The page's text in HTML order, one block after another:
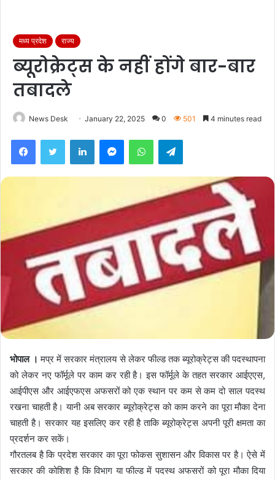
मध्य प्रदेश राज्य
ब्यूरोक्रेट्स के नहीं होंगे बार-बार
तबादले
News Desk January 22, 2025 0 501 4 minutes read
भोपाल । मप्र में सरकार मंत्रालय से लेकर फील्ड तक ब्यूरोक्रेट्स की पदस्थापना
को लेकर नए फॉर्मूले पर काम कर रही है। इस फॉर्मूले के तहत सरकार आईएएस,
आईपीएस और आईएफएस अफसरों को एक स्थान पर कम से कम दो साल पदस्थ
रखना चाहती है। यानी अब सरकार ब्यूरोक्रेट्स को काम करने का पूरा मौका देना
चाहती है। सरकार यह इसलिए कर रही है ताकि ब्यूरोक्रेट्स अपनी पूरी क्षमता का
प्रदर्शन कर सकें।
गौरतलब है कि प्रदेश सरकार का पूरा फोकस सुशासन और विकास पर है। ऐसे में
सरकार की कोशिश है कि विभाग या फील्ड में पदस्थ अफसरों को पूरा मौका दिया